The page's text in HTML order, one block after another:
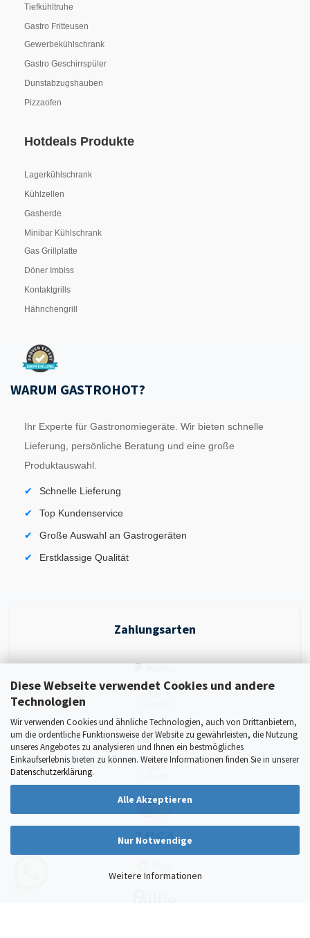
Diese Webseite verwendet Cookies und andere
Technologien
Wir verwenden Cookies und ähnliche Technologien, auch von Drittanbietern,
um die ordentliche Funktionsweise der Website zu gewährleisten, die Nutzung
unseres Angebotes zu analysieren und Ihnen ein bestmögliches
Einkaufserlebnis bieten zu können. Weitere Informationen finden Sie in unserer
Datenschutzerklärung.
Alle Akzeptieren
Nur Notwendige
Weitere Informationen
Tiefkühltruhe
Gastro Fritteusen
Gewerbekühlschrank
Gastro Geschirrspüler
Dunstabzugshauben
Pizzaofen
Hotdeals Produkte
Lagerkühlschrank
Kühlzellen
Gasherde
Minibar Kühlschrank
Gas Grillplatte
Döner Imbiss
Kontaktgrills
Hähnchengrill
WARUM GASTROHOT?
Ihr Experte für Gastronomiegeräte. Wir bieten schnelle
Lieferung, persönliche Beratung und eine große
Produktauswahl.
Schnelle Lieferung
Top Kundenservice
Große Auswahl an Gastrogeräten
Erstklassige Qualität
Zahlungsarten